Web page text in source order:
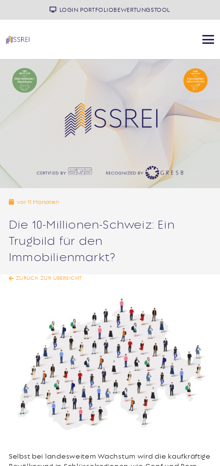
LOGIN PORTFOLIOBEWERTUNGSTOOL
vor 11 Monaten
Die 10-Millionen-Schweiz: Ein
Trugbild für den
Immobilienmarkt?
ZURÜCK ZUR ÜBERSICHT
Selbst bei landesweitem Wachstum wird die kaufkräftige